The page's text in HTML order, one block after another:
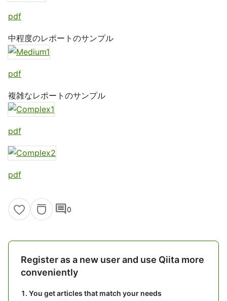
pdf
中程度のレポートのサンプル
pdf
複雑なレポートのサンプル
pdf
pdf
comment0
Register as a new user and use Qiita more
conveniently
You get articles that match your needs